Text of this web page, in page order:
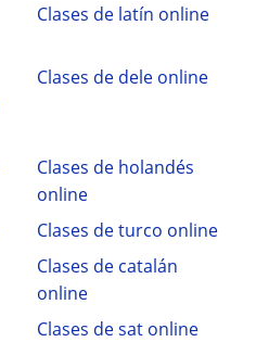
Clases de latín online
Clases de dele online
Clases de holandés
online
Clases de turco online
Clases de catalán
online
Clases de sat online